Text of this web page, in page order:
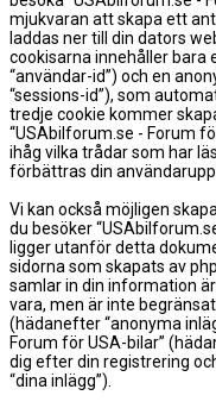
mjukvaran att skapa ett
laddas ner till din dators
cookisarna innehåller
“användar-id”) och en
“sessions-id”), som
tredje cookie kommer
“USAbilforum.se - Forum
ihåg vilka trådar som har
förbättras din
Vi kan också möjligen
du besöker
ligger utanför detta
sidorna som skapats av
samlar in din information
vara, men är inte
(hädanefter “anonyma
Forum för USA-bilar”
dig efter din registrering
“dina inlägg”).